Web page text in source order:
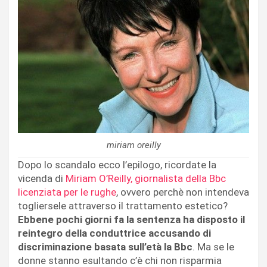
miriam oreilly
Dopo lo scandalo ecco l’epilogo, ricordate la
vicenda di Miriam O’Reilly, giornalista della Bbc
licenziata per le rughe, ovvero perchè non intendeva
togliersele attraverso il trattamento estetico?
Ebbene pochi giorni fa la sentenza ha disposto il
reintegro della conduttrice accusando di
discriminazione basata sull’età la Bbc. Ma se le
donne stanno esultando c’è chi non risparmia